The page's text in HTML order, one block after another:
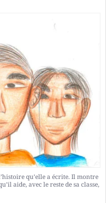
qu’elle a écrite. Il montre
aide, avec le reste de sa classe,